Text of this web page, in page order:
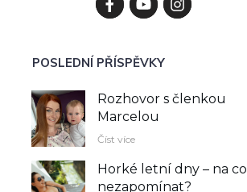
POSLEDNÍ PŘÍSPĚVKY
Rozhovor s členkou
Marcelou
Číst více
Horké letní dny – na co
nezapomínat?